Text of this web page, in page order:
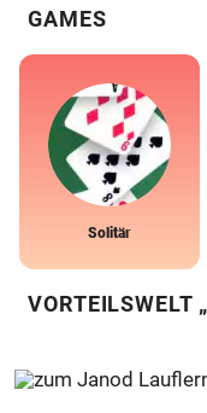
GAMES
Solitär
VORTEILSWELT